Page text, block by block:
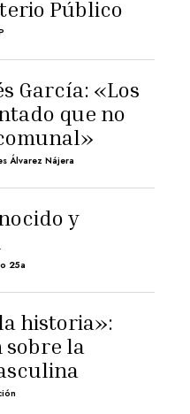
Público
García: «Los
que no
Álvarez Nájera
y
25a
historia»:
la